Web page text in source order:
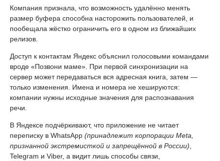
Компания признала, что возможность удалённо менять
размер буфера способна насторожить пользователей, и
пообещала жёстко ограничить его в одном из ближайших
релизов.
Доступ к контактам Яндекс объяснил голосовыми командами
вроде «Позвони маме». При первой синхронизации на
сервер может передаваться вся адресная книга, затем —
только изменения. Имена и номера не хешируются:
компании нужны исходные значения для распознавания
речи.
В Яндексе подчёркивают, что приложение не читает
переписку в WhatsApp (принадлежит корпорации Meta,
признанной экстремисткой и запрещённой в России),
Telegram и Viber, а видит лишь способы связи,